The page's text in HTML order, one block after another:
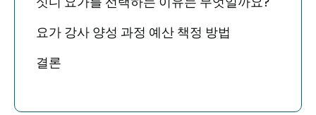
요가 강사 양성 과정 예산 책정 방법
결론